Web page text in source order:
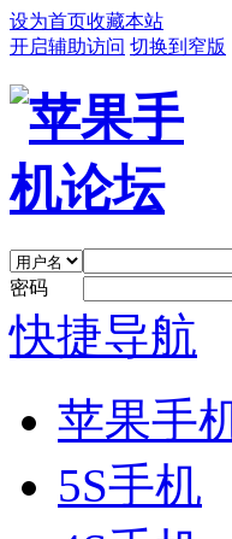
设为首页收藏本站
开启辅助访问 切换到窄版
密码
快捷导航
苹果手
5S手机